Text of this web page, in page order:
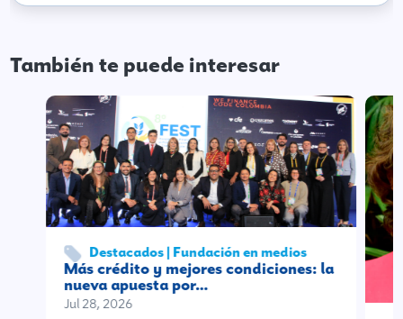
También te puede interesar
Destacados | Fundación en medios
Más crédito y mejores condiciones: la
nueva apuesta por…
Jul 28, 2026